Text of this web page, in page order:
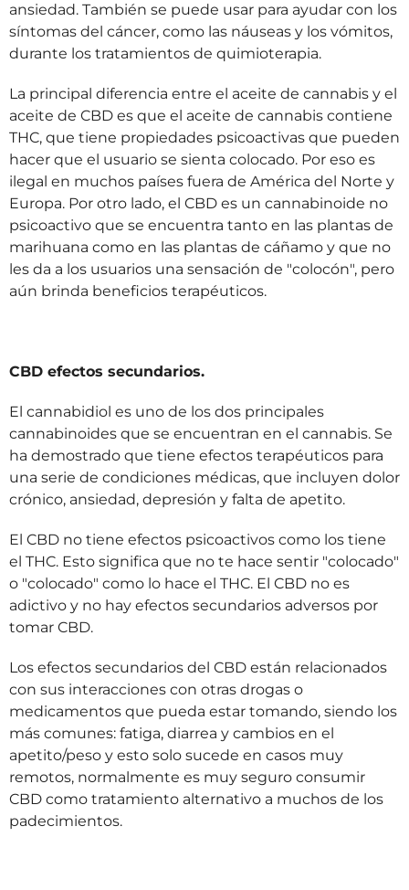
ansiedad. También se puede usar para ayudar con los
síntomas del cáncer, como las náuseas y los vómitos,
durante los tratamientos de quimioterapia.
La principal diferencia entre el aceite de cannabis y el
aceite de CBD es que el aceite de cannabis contiene
THC, que tiene propiedades psicoactivas que pueden
hacer que el usuario se sienta colocado. Por eso es
ilegal en muchos países fuera de América del Norte y
Europa. Por otro lado, el CBD es un cannabinoide no
psicoactivo que se encuentra tanto en las plantas de
marihuana como en las plantas de cáñamo y que no
les da a los usuarios una sensación de "colocón", pero
aún brinda beneficios terapéuticos.
CBD efectos secundarios.
El cannabidiol es uno de los dos principales
cannabinoides que se encuentran en el cannabis. Se
ha demostrado que tiene efectos terapéuticos para
una serie de condiciones médicas, que incluyen dolor
crónico, ansiedad, depresión y falta de apetito.
El CBD no tiene efectos psicoactivos como los tiene
el THC. Esto significa que no te hace sentir "colocado"
o "colocado" como lo hace el THC. El CBD no es
adictivo y no hay efectos secundarios adversos por
tomar CBD.
Los efectos secundarios del CBD están relacionados
con sus interacciones con otras drogas o
medicamentos que pueda estar tomando, siendo los
más comunes: fatiga, diarrea y cambios en el
apetito/peso y esto solo sucede en casos muy
remotos, normalmente es muy seguro consumir
CBD como tratamiento alternativo a muchos de los
padecimientos.